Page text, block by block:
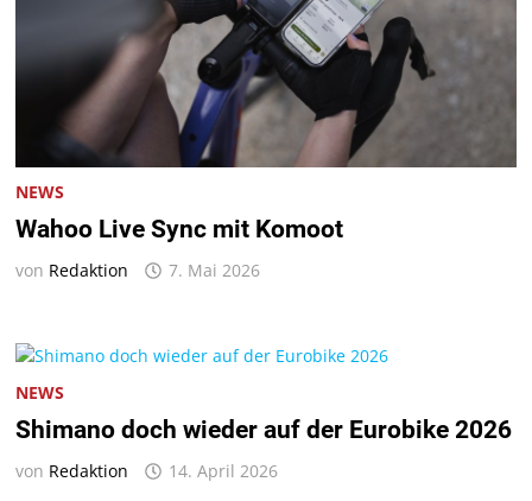
NEWS
Wahoo Live Sync mit Komoot
von Redaktion 7. Mai 2026
NEWS
Shimano doch wieder auf der Eurobike 2026
von Redaktion 14. April 2026